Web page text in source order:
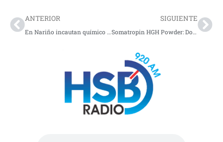
ANTERIOR
En Nariño incautan químico para procesar estupefacientes
SIGUIENTE
Somatropin HGH Powder: Dosierung und Einnahmeanleitung